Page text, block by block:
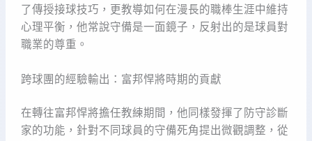
了傳授接球技巧，更教導如何在漫長的職棒生涯中維持
心理平衡，他常說守備是一面鏡子，反射出的是球員對
職業的尊重。
跨球團的經驗輸出：富邦悍將時期的貢獻
在轉往富邦悍將擔任教練期間，他同樣發揮了防守診斷
家的功能，針對不同球員的守備死角提出微觀調整，從